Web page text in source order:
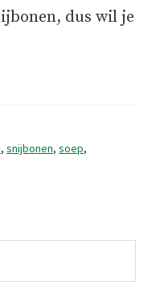
dus wil je
, snijbonen, soep,